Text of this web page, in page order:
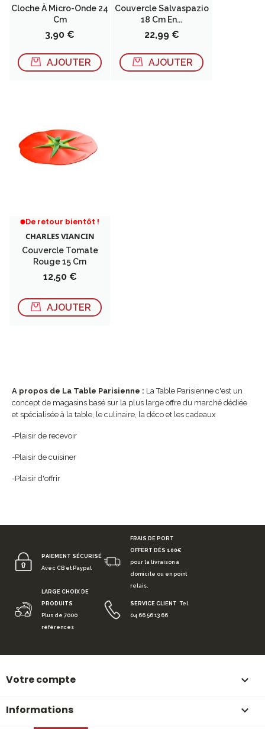
Cloche À Micro-Onde 24
Cm
Prix
3,90 €
AJOUTER
Couvercle Salvaspazio
18 Cm En...
Prix
22,99 €
AJOUTER
De retour bientôt !
CHARLES VIANCIN
Couvercle Tomate
Rouge 15 Cm
Prix
12,50 €
AJOUTER
A propos de La Table Parisienne : La Table Parisienne c'est un
concept de magasins basé sur la plus large offre du marché dédiée
et spécialisée à la table, le culinaire, la déco et les cadeaux
-Plaisir de recevoir
-Plaisir de cuisiner
-Plaisir d'offrir
PAIEMENT SÉCURISÉ
Avec CB et Paypal
FRAIS DE PORT
OFFERT DÈS 100€
pour la livraison à
domicile ou en point
relais.
LARGE CHOIX DE
PRODUITS
Plus de 7000
références
SERVICE CLIENT Tel.
04 66 56 13 66
Votre compte 
Informations 